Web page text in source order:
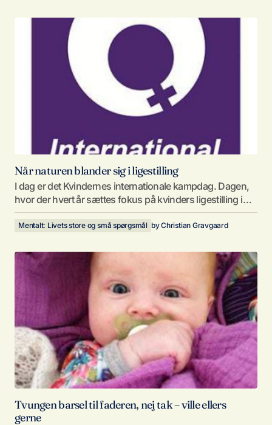
Når naturen blander sig i ligestilling
I dag er det Kvindernes internationale kampdag. Dagen,
hvor der hvert år sættes fokus på kvinders ligestilling i…
Mentalt: Livets store og små spørgsmål byChristian Gravgaard
Tvungen barsel til faderen, nej tak – ville ellers
gerne